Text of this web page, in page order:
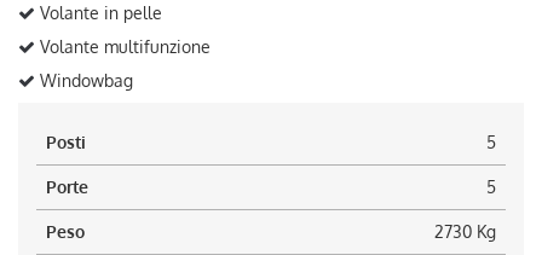
Volante in pelle
Volante multifunzione
Windowbag
Posti 5
Porte 5
Peso 2730 Kg